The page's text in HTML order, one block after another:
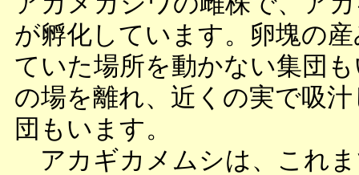
が孵化しています。卵塊の
ていた場所を動かない集団
の場を離れ、近くの実で吸
団もいます。
アカギカメムシは、これ